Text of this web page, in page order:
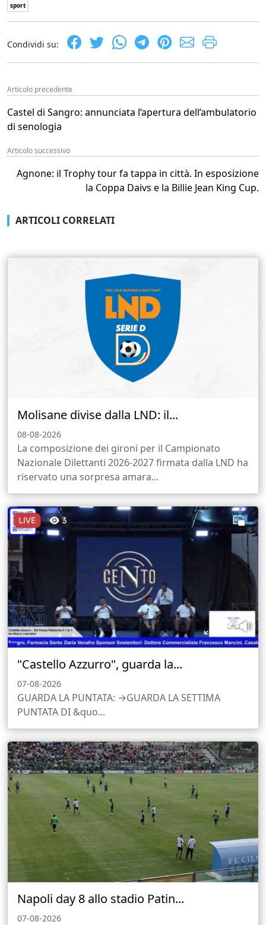
sport
Condividi su:
Articolo precedente
Castel di Sangro: annunciata l’apertura dell’ambulatorio
di senologia
Articolo successivo
Agnone: il Trophy tour fa tappa in città. In esposizione
la Coppa Daivs e la Billie Jean King Cup.
ARTICOLI CORRELATI
Molisane divise dalla LND: il...
08-08-2026
La composizione dei gironi per il Campionato
Nazionale Dilettanti 2026-2027 firmata dalla LND ha
riservato una sorpresa amara...
"Castello Azzurro", guarda la...
07-08-2026
GUARDA LA PUNTATA: →GUARDA LA SETTIMA
PUNTATA DI &quo...
Napoli day 8 allo stadio Patin...
07-08-2026